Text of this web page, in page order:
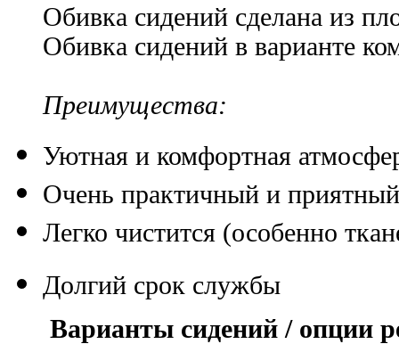
Обивка сидений сделана из
Обивка сидений в варианте
Преимущества:
Уютная и комфортная
Очень практичный и
Легко чистится (особенно
Долгий срок службы
Варианты сидений / опции